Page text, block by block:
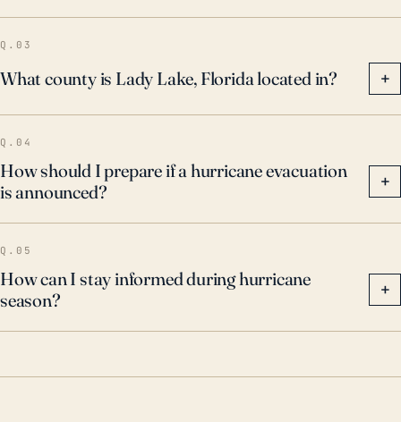
enfrentó un golpe directo, las fuertes lluvias
condujeron a inundaciones considerables. Estas
tormentas pasadas sirven como recordatorios de que
incluso estar en el interior no reducirá
necesariamente los riesgos e impactos de los
huracanes en su totalidad, y siempre hay una
necesidad de estrategias integrales de preparación y
respuesta para mitigar los daños potenciales.
Q.03
What county is Lady Lake, Florida located in? +
Q.04
How should I prepare if a hurricane evacuation
is announced?
+
Q.05
How can I stay informed during hurricane
season?
+